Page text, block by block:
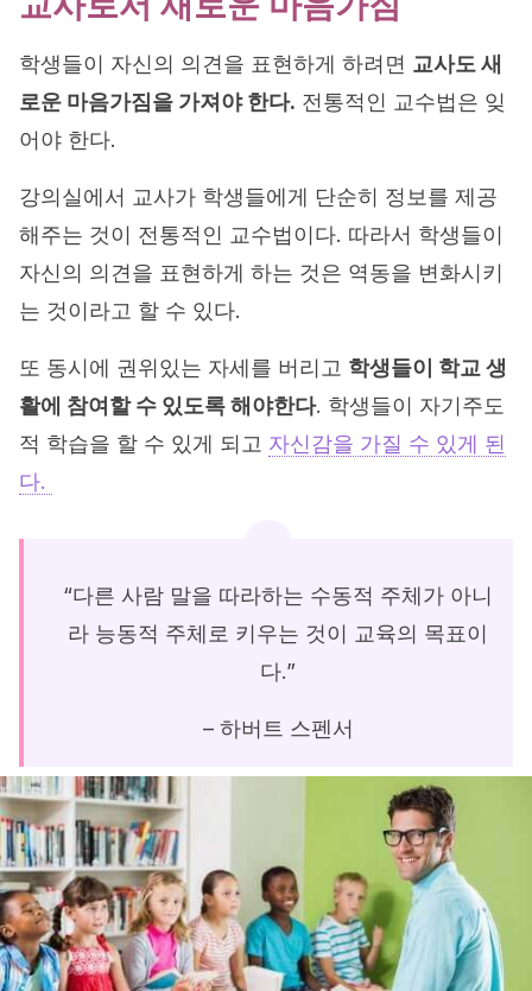
학생들이 자신의 의견을 표현하게 하려면 교사도 새
로운 마음가짐을 가져야 한다. 전통적인 교수법은 잊
어야 한다.
강의실에서 교사가 학생들에게 단순히 정보를 제공
해주는 것이 전통적인 교수법이다. 따라서 학생들이
자신의 의견을 표현하게 하는 것은 역동을 변화시키
는 것이라고 할 수 있다.
또 동시에 권위있는 자세를 버리고 학생들이 학교 생
활에 참여할 수 있도록 해야한다. 학생들이 자기주도
적 학습을 할 수 있게 되고 자신감을 가질 수 있게 된
다.
“다른 사람 말을 따라하는 수동적 주체가 아니
라 능동적 주체로 키우는 것이 교육의 목표이
다.”
– 하버트 스펜서